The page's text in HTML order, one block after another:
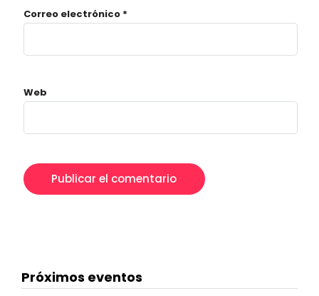
Correo electrónico *
Web
Próximos eventos